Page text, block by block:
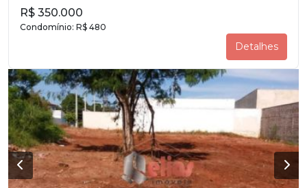
R$ 350.000
Condomínio: R$ 480
Detalhes